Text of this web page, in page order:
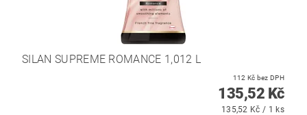
SILAN SUPREME ROMANCE 1,012 L
112 Kč bez DPH
135,52 Kč
135,52 Kč / 1 ks